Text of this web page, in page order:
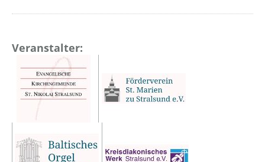
Veranstalter: